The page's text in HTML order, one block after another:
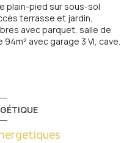
plain-pied sur sous-sol
terrasse et jardin,
avec parquet, salle de
avec garage 3 Vl, cave.